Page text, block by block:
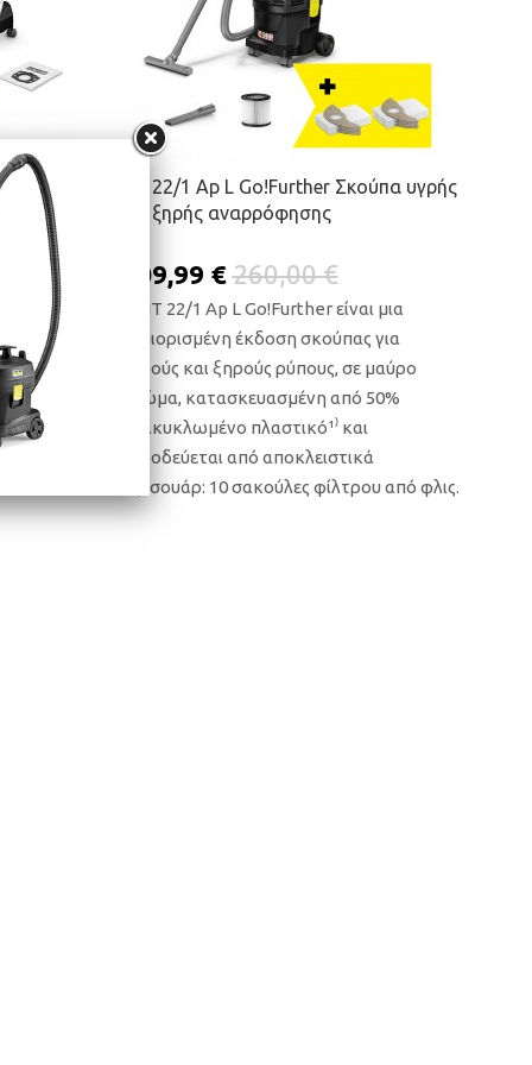
και
χρώμα,
το
NT 22/1 Ap L Go!Further Σκούπα υγρής
και ξηρής αναρρόφησης
260,00 €
209,99 €
Η NT 22/1 Ap L Go!Further είναι μια
περιορισμένη έκδοση σκούπας για
υγρούς και ξηρούς ρύπους, σε μαύρο
χρώμα, κατασκευασμένη από 50%
ανακυκλωμένο πλαστικό¹⁾ και
συνοδεύεται από αποκλειστικά
αξεσουάρ: 10 σακούλες φίλτρου από φλις.